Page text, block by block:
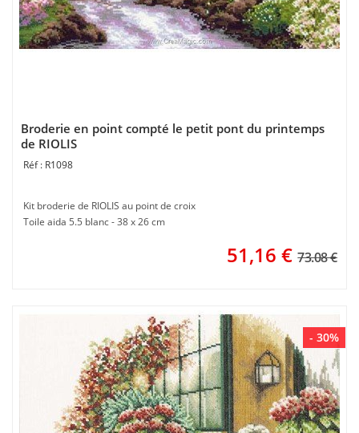
Broderie en point compté le petit pont du printemps
de RIOLIS
R1098
Kit broderie de RIOLIS au point de croix
Toile aida 5.5 blanc - 38 x 26 cm
51,16 € 73.08 €
- 30%